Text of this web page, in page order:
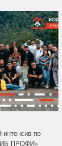
по
ИБ ПРОФИ»